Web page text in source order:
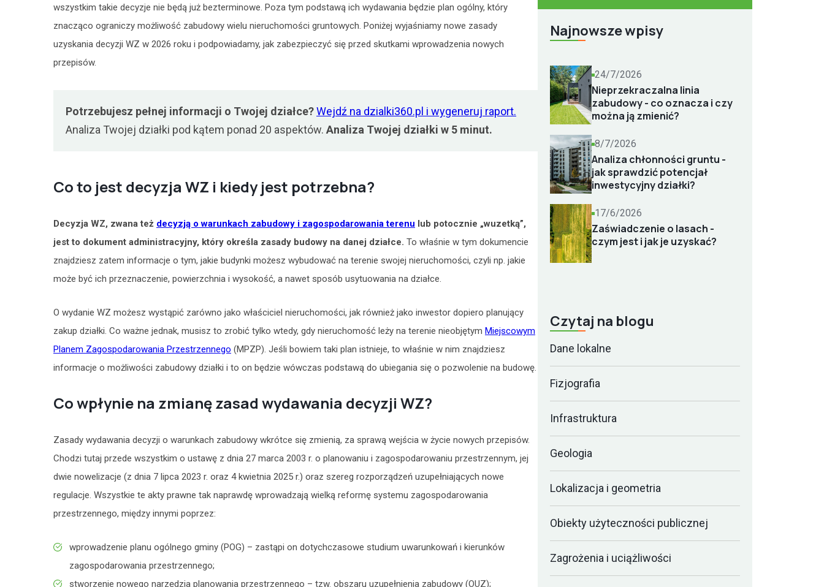
wszystkim takie decyzje nie będą już bezterminowe. Poza tym podstawą ich wydawania będzie plan ogólny, który
znacząco ograniczy możliwość zabudowy wielu nieruchomości gruntowych. Poniżej wyjaśniamy nowe zasady
uzyskania decyzji WZ w 2026 roku i podpowiadamy, jak zabezpieczyć się przed skutkami wprowadzenia nowych
przepisów.
Potrzebujesz pełnej informacji o Twojej działce?Wejdź na dzialki360.pl i wygeneruj raport.
Analiza Twojej działki pod kątem ponad 20 aspektów. Analiza Twojej działki w 5 minut.
Co to jest decyzja WZ i kiedy jest potrzebna?
Decyzja WZ, zwana też decyzją o warunkach zabudowy i zagospodarowania terenu lub potocznie „wuzetką”,
jest to dokument administracyjny, który określa zasady budowy na danej działce. To właśnie w tym dokumencie
znajdziesz zatem informacje o tym, jakie budynki możesz wybudować na terenie swojej nieruchomości, czyli np. jakie
może być ich przeznaczenie, powierzchnia i wysokość, a nawet sposób usytuowania na działce.
O wydanie WZ możesz wystąpić zarówno jako właściciel nieruchomości, jak również jako inwestor dopiero planujący
zakup działki. Co ważne jednak, musisz to zrobić tylko wtedy, gdy nieruchomość leży na terenie nieobjętym Miejscowym
Planem Zagospodarowania Przestrzennego (MPZP). Jeśli bowiem taki plan istnieje, to właśnie w nim znajdziesz
informacje o możliwości zabudowy działki i to on będzie wówczas podstawą do ubiegania się o pozwolenie na budowę.
Co wpłynie na zmianę zasad wydawania decyzji WZ?
Zasady wydawania decyzji o warunkach zabudowy wkrótce się zmienią, za sprawą wejścia w życie nowych przepisów.
Chodzi tutaj przede wszystkim o ustawę z dnia 27 marca 2003 r. o planowaniu i zagospodarowaniu przestrzennym, jej
dwie nowelizacje (z dnia 7 lipca 2023 r. oraz 4 kwietnia 2025 r.) oraz szereg rozporządzeń uzupełniających nowe
regulacje. Wszystkie te akty prawne tak naprawdę wprowadzają wielką reformę systemu zagospodarowania
przestrzennego, między innymi poprzez:
wprowadzenie planu ogólnego gminy (POG) – zastąpi on dotychczasowe studium uwarunkowań i kierunków
zagospodarowania przestrzennego;
stworzenie nowego narzędzia planowania przestrzennego – tzw. obszaru uzupełnienia zabudowy (OUZ);
Najnowsze wpisy
24/7/2026
Nieprzekraczalna linia
zabudowy - co oznacza i czy
można ją zmienić?
8/7/2026
Analiza chłonności gruntu -
jak sprawdzić potencjał
inwestycyjny działki?
17/6/2026
Zaświadczenie o lasach -
czym jest i jak je uzyskać?
Czytaj na blogu
Dane lokalne
Fizjografia
Infrastruktura
Geologia
Lokalizacja i geometria
Obiekty użyteczności publicznej
Zagrożenia i uciążliwości